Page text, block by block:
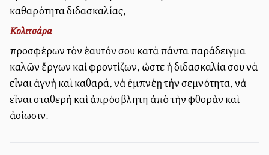
καθαρότητα διδασκαλίας,
Κολιτσάρα
προσφέρων τὸν ἑαυτόν σου κατὰ πάντα παράδειγμα
καλῶν ἔργων καὶ φροντίζων, ὥστε ἡ διδασκαλία σου νὰ
εἶναι ἁγνὴ καὶ καθαρά, νὰ ἐμπνέῃ τὴν σεμνότητα, νὰ
εἶναι σταθερὴ καὶ ἀπρόσβλητη ἀπὸ τὴν φθορὰν καὶ
ἀλλοίωσιν.